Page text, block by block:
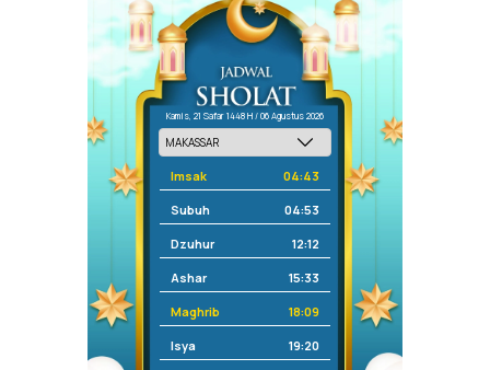
Kamis, 21 Safar 1448 H / 06 Agustus 2026
Imsak 04:43
Subuh 04:53
Dzuhur 12:12
Ashar 15:33
Maghrib 18:09
Isya 19:20